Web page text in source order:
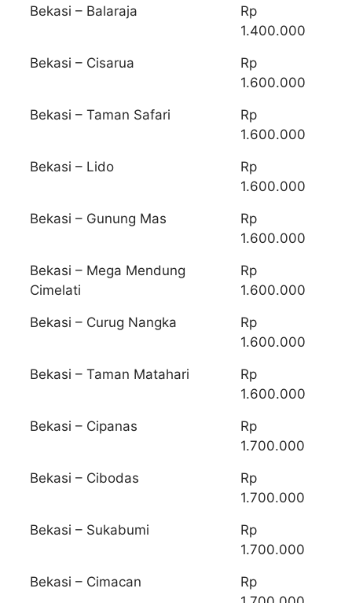
Bekasi – Balaraja
Rp
1.400.000
Bekasi – Cisarua
Rp
1.600.000
Bekasi – Taman Safari
Rp
1.600.000
Bekasi – Lido
Rp
1.600.000
Bekasi – Gunung Mas
Rp
1.600.000
Bekasi – Mega Mendung
Cimelati
Rp
1.600.000
Bekasi – Curug Nangka
Rp
1.600.000
Bekasi – Taman Matahari
Rp
1.600.000
Bekasi – Cipanas
Rp
1.700.000
Bekasi – Cibodas
Rp
1.700.000
Bekasi – Sukabumi
Rp
1.700.000
Bekasi – Cimacan
Rp